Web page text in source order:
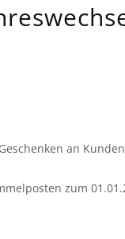
an Kunden
zum